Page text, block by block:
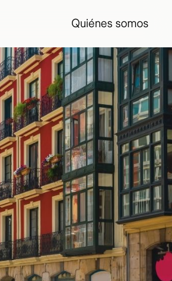
Quiénes somos